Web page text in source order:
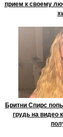
прием к своему
Бритни Спирс
грудь на видео